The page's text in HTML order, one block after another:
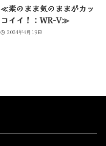
≪素のまま気のままがカッ
コイイ！：WR-V≫
2024年4月19日